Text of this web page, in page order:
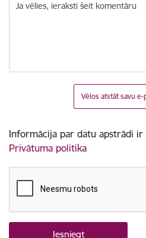
Ja vēlies, ieraksti šeit komentāru
Vēlos atstāt savu e-
Informācija par datu apstrādi ir
Privātuma politika